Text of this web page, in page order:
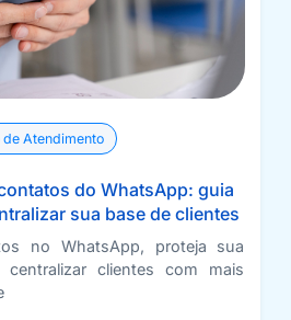
de Atendimento
do WhatsApp: guia
sua base de clientes
no WhatsApp, proteja sua
clientes com mais